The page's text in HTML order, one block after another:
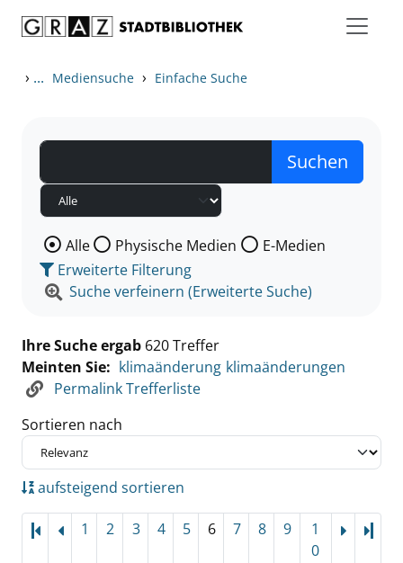
› ... Mediensuche › Einfache Suche
Wählen Sie die Medienart nach der Sie suchen wollen.
Alle Physische Medien
E-Medien
Erweiterte Filterung
Suche verfeinern (Erweiterte Suche)
Ihre Suche ergab 620 Treffer
Meinten Sie: klimaänderung klimaänderungen
Permalink Trefferliste
Sortieren nach
aufsteigend sortieren
1 2 3 4 5 6 7 8 9
1
0